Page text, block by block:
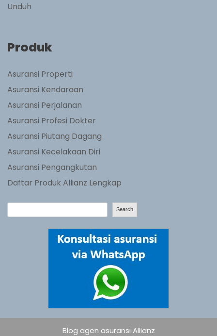
Unduh
Produk
Asuransi Properti
Asuransi Kendaraan
Asuransi Perjalanan
Asuransi Profesi Dokter
Asuransi Piutang Dagang
Asuransi Kecelakaan Diri
Asuransi Pengangkutan
Daftar Produk Allianz Lengkap
e
Search
Blog agen asuransi Allianz